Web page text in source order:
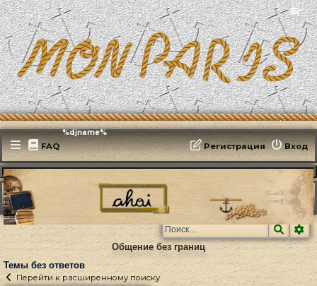
📻
FAQ Вход
Регистрация
Эфирит: ♫ %djname%
MonParis2025 ФОРУМ Поиск Темы без ответов
Поиск
Общение без границ
Темы без ответов
Перейти к расширенному поиску